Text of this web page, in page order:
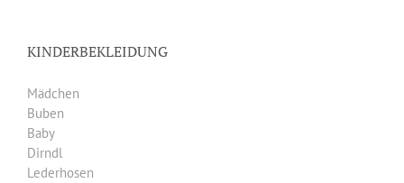
KINDERBEKLEIDUNG
Mädchen
Buben
Baby
Dirndl
Lederhosen